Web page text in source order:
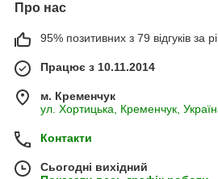
Про нас
95% позитивних з 79 відгуків за
Працює з 10.11.2014
м. Кременчук
ул. Хортицька, Кременчук,
Контакти
Сьогодні вихідний